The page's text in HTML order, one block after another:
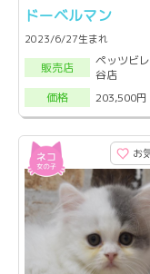
ドーベルマン
2023/6/27生まれ
販売店
ペッツビ
谷店
価格
203,500円
お